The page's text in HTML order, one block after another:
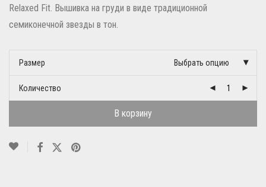
Relaxed Fit. Вышивка на груди в виде традиционной
семиконечной звезды в тон.
Размер Выбрать опцию
Количество
В корзину